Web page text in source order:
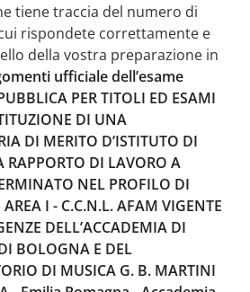
tiene traccia del numero di
rispondete correttamente e
della vostra preparazione in
ufficiale dell’esame
PER TITOLI ED ESAMI
DI UNA
DI MERITO D’ISTITUTO DI
RAPPORTO DI LAVORO A
NEL PROFILO DI
AREA I - C.C.N.L. AFAM VIGENTE
DELL’ACCADEMIA DI
BOLOGNA E DEL
DI MUSICA G. B. MARTINI